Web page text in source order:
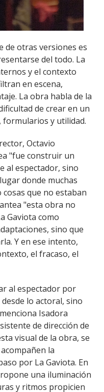
de otras versiones es
del todo. La
y el contexto
en escena,
La obra habla de la
de crear en un
y utilidad.
Octavio
"fue construir un
al espectador, sino
donde muchas
que no estaban
"esta obra no
Gaviota como
sino que
Y en ese intento,
el fracaso, el
al espectador por
lo actoral, sino
Isadora
de dirección de
visual de la obra, se
la
por La Gaviota. En
una iluminación
y ritmos propicien